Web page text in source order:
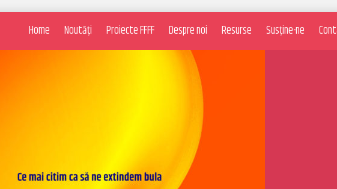
Home Noutăți Proiecte FFFF Despre noi Resurse Susține-ne